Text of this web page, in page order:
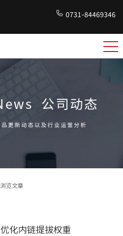
0731-84469346
览文章
化内链提拔权重